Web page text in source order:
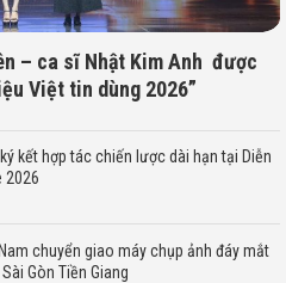
– ca sĩ Nhật Kim Anh được
Việt tin dùng 2026”
ký kết hợp tác chiến lược dài hạn tại Diễn
2026
chuyển giao máy chụp ảnh đáy mắt
Gòn Tiền Giang